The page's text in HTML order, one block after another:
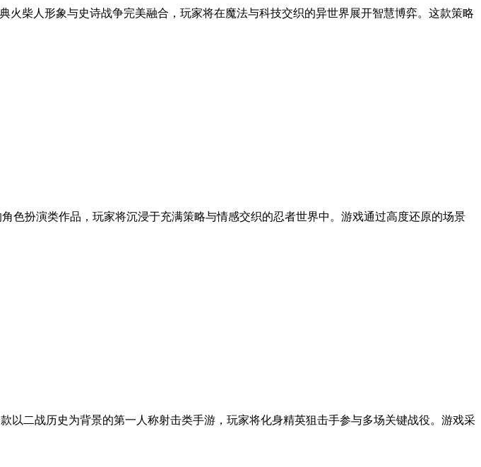
柴人形象与史诗战争完美融合，玩家将在魔法与科技交织的异世界展开智慧博弈。这款策略
色扮演类作品，玩家将沉浸于充满策略与情感交织的忍者世界中。游戏通过高度还原的场景
二战历史为背景的第一人称射击类手游，玩家将化身精英狙击手参与多场关键战役。游戏采